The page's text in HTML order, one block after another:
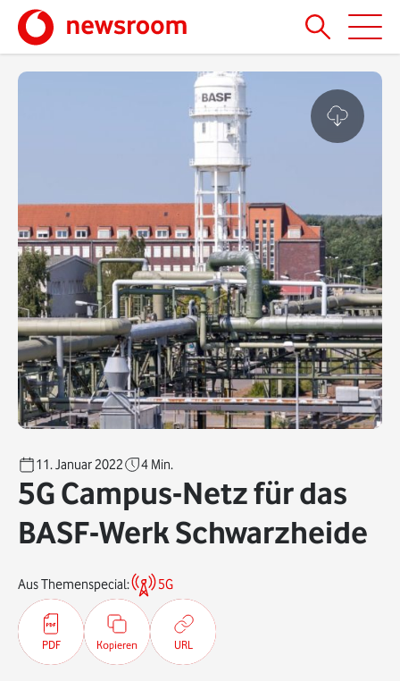
11. Januar 2022 4 Min.
5G Campus-Netz für das
BASF-Werk Schwarzheide
Aus Themenspecial: 5G
PDF Kopieren URL